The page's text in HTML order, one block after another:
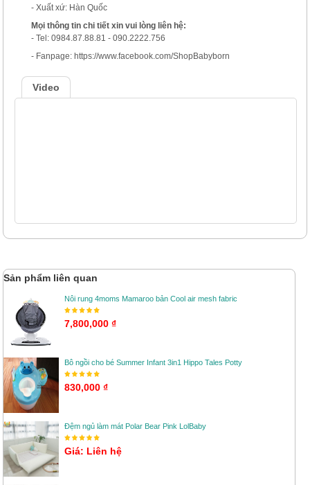
- Xuất xứ: Hàn Quốc
Mọi thông tin chi tiết xin vui lòng liên hệ:
- Tel: 0984.87.88.81 - 090.2222.756
- Fanpage: https://www.facebook.com/ShopBabyborn
Video
Sản phẩm liên quan
Nôi rung 4moms Mamaroo bản Cool air mesh fabric
7,800,000 ₫
Bô ngồi cho bé Summer Infant 3in1 Hippo Tales Potty
830,000 ₫
Đệm ngủ làm mát Polar Bear Pink LolBaby
Giá: Liên hệ